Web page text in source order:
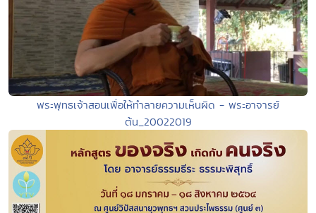
พระพุทธเจ้าสอนเพื่อให้ทำลายความเห็นผิด - พระอาจารย์
ต้น_20022019